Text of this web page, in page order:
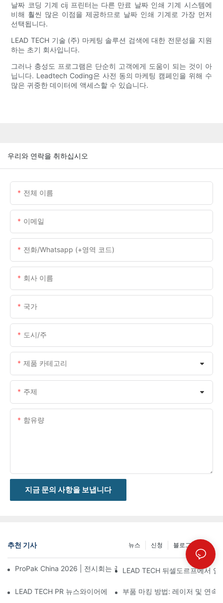
날짜 코딩 기계 cij 프린터는 다른 만료 날짜 인쇄 기계 시스템에
비해 훨씬 많은 이점을 제공하므로 날짜 인쇄 기계로 가장 먼저
선택됩니다.
LEAD TECH 기술 (주) 마케팅 솔루션 검색에 대한 전문성을 지원
하는 초기 회사입니다.
그러나 충성도 프로그램은 단순히 고객에게 도움이 되는 것이 아
닙니다. Leadtech Coding은 사전 동의 마케팅 캠페인을 위해 수
많은 귀중한 데이터에 액세스할 수 있습니다.
우리와 연락을 취하십시오
전체 이름
이메일
전화/whatsapp (+영역 코드)
회사 이름
국가
도시/주
제품 카테고리
주제
함유량
지금 문의 사항을 보냅니다
추천 기사 블로그 게시물
신청
뉴스
ProPak China 2026 | 전시회는 끝나지만, 저희 서비스는 계속됩니
LEAD TECH 뒤셀도르프에서
LEAD TECH PR 뉴스와이어에 소개됨: Interpack 2026 독일에서
부품 마킹 방법: 레이저 및 연속